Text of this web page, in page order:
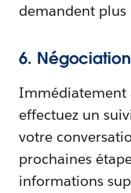
demandent
6.
Immédiatement
effectuez un
votre
prochaines
informations